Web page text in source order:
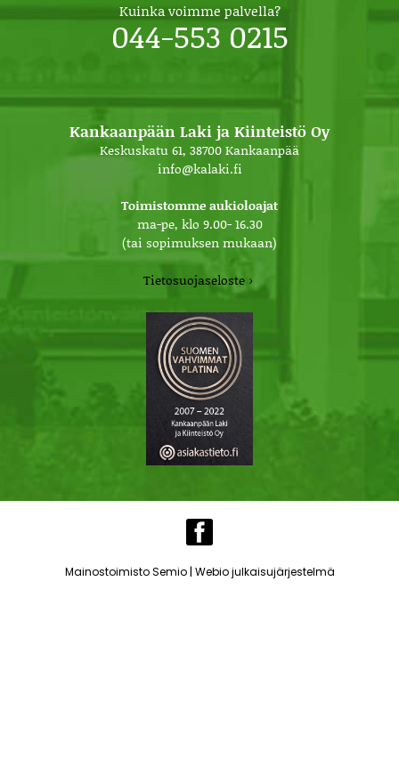
Kuinka voimme palvella?
044-553 0215
Kankaanpään Laki ja Kiinteistö Oy
Keskuskatu 61, 38700 Kankaanpää
info@kalaki.fi
Toimistomme aukioloajat
ma-pe, klo 9.00- 16.30
(tai sopimuksen mukaan)
Tietosuojaseloste ›
Mainostoimisto Semio| Webio julkaisujärjestelmä